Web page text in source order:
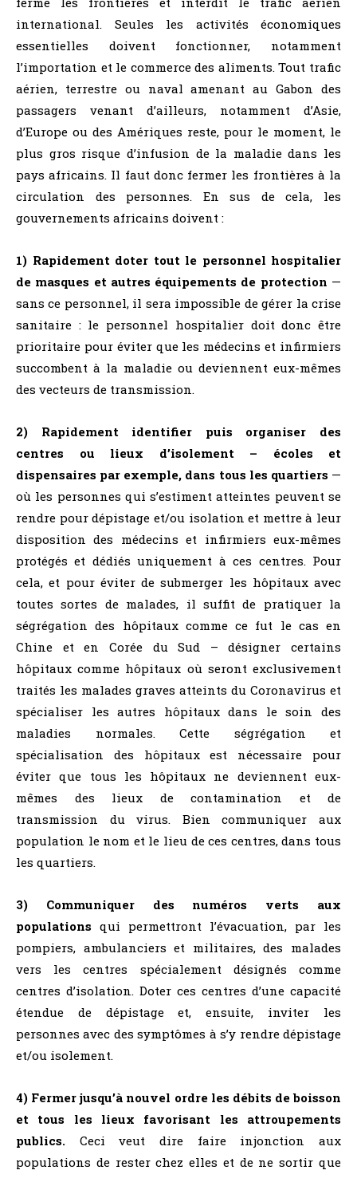
international. Seules les activités économiques
essentielles doivent fonctionner, notamment
l’importation et le commerce des aliments. Tout trafic
aérien, terrestre ou naval amenant au Gabon des
passagers venant d’ailleurs, notamment d’Asie,
d’Europe ou des Amériques reste, pour le moment, le
plus gros risque d’infusion de la maladie dans les
pays africains. Il faut donc fermer les frontières à la
circulation des personnes. En sus de cela, les
gouvernements africains doivent :
1) Rapidement doter tout le personnel hospitalier
de masques et autres équipements de protection —
sans ce personnel, il sera impossible de gérer la crise
sanitaire : le personnel hospitalier doit donc être
prioritaire pour éviter que les médecins et infirmiers
succombent à la maladie ou deviennent eux-mêmes
des vecteurs de transmission.
2) Rapidement identifier puis organiser des
centres ou lieux d’isolement – écoles et
dispensaires par exemple, dans tous les quartiers —
où les personnes qui s’estiment atteintes peuvent se
rendre pour dépistage et/ou isolation et mettre à leur
disposition des médecins et infirmiers eux-mêmes
protégés et dédiés uniquement à ces centres. Pour
cela, et pour éviter de submerger les hôpitaux avec
toutes sortes de malades, il suffit de pratiquer la
ségrégation des hôpitaux comme ce fut le cas en
Chine et en Corée du Sud – désigner certains
hôpitaux comme hôpitaux où seront exclusivement
traités les malades graves atteints du Coronavirus et
spécialiser les autres hôpitaux dans le soin des
maladies normales. Cette ségrégation et
spécialisation des hôpitaux est nécessaire pour
éviter que tous les hôpitaux ne deviennent eux-
mêmes des lieux de contamination et de
transmission du virus. Bien communiquer aux
population le nom et le lieu de ces centres, dans tous
les quartiers.
3) Communiquer des numéros verts aux
populations qui permettront l’évacuation, par les
pompiers, ambulanciers et militaires, des malades
vers les centres spécialement désignés comme
centres d’isolation. Doter ces centres d’une capacité
étendue de dépistage et, ensuite, inviter les
personnes avec des symptômes à s’y rendre dépistage
et/ou isolement.
4) Fermer jusqu’à nouvel ordre les débits de boisson
et tous les lieux favorisant les attroupements
publics. Ceci veut dire faire injonction aux
populations de rester chez elles et de ne sortir que